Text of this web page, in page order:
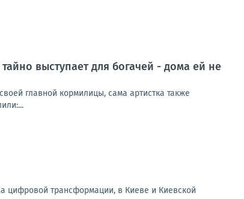
выступает для богачей - дома ей не
главной кормилицы, сама артистка также
цифровой трансформации, в Киеве и Киевской